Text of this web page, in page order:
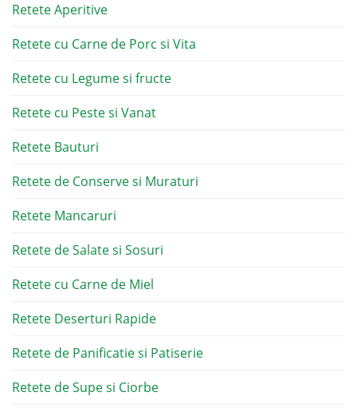
Retete Aperitive
Retete cu Carne de Porc si Vita
Retete cu Legume si fructe
Retete cu Peste si Vanat
Retete Bauturi
Retete de Conserve si Muraturi
Retete Mancaruri
Retete de Salate si Sosuri
Retete cu Carne de Miel
Retete Deserturi Rapide
Retete de Panificatie si Patiserie
Retete de Supe si Ciorbe